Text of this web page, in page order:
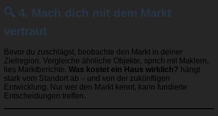
🔍 4. Mach dich mit dem Markt
vertraut
Bevor du zuschlägst, beobachte den Markt in deiner
Zielregion. Vergleiche ähnliche Objekte, sprich mit Maklern,
lies Marktberichte. Was kostet ein Haus wirklich? hängt
stark vom Standort ab – und von der zukünftigen
Entwicklung. Nur wer den Markt kennt, kann fundierte
Entscheidungen treffen.